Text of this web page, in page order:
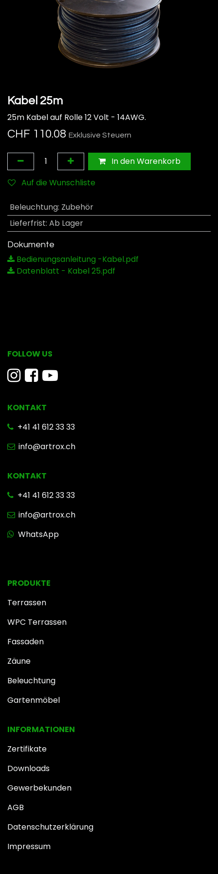
Kabel 25m
25m Kabel auf Rolle 12 Volt - 14AWG.
CHF 110.08 Exklusive Steuern
In den Warenkorb
Auf die Wunschliste
Beleuchtung: Zubehör
Lieferfrist: Ab Lager
Dokumente
Bedienungsanleitung -Kabel.pdf
Datenblatt - Kabel 25.pdf
FOLLOW US
KONTAKT
​ +41 41 612 33 33
info@artrox.ch
KONTAKT
+41 41 612 33 33
info@artrox.ch
WhatsApp
INFOR​MATIONEN
Zertifikate
Downloads
Gewerbekunden
AGB
Datenschutzerklärung
Impressum
PRODUKTE
Terrassen
WPC Terrassen
Fassaden
Zäune
Beleuchtung
Gartenmöbel